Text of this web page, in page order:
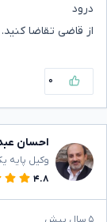
درود
از قاضی تقاضا کنید.
۰
احسان
وکیل پایه
۴.۸
۵ سال پیش